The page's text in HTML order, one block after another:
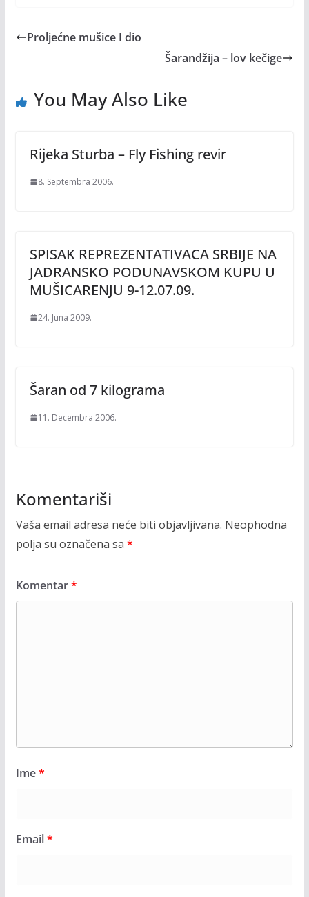
Proljećne mušice I dio
Šarandžija – lov kečige
You May Also Like
Rijeka Sturba – Fly Fishing revir
8. Septembra 2006.
SPISAK REPREZENTATIVACA SRBIJE NA
JADRANSKO PODUNAVSKOM KUPU U
MUŠICARENJU 9-12.07.09.
24. Juna 2009.
Šaran od 7 kilograma
11. Decembra 2006.
Komentariši
Vaša email adresa neće biti objavljivana. Neophodna
polja su označena sa *
Komentar*
Ime*
Email*